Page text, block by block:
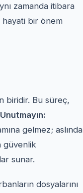
zamanda itibara
hayati bir önem
biridir. Bu süreç,
Unutmayın:
gelmez; aslında
güvenlik
sunar.
dosyalarını